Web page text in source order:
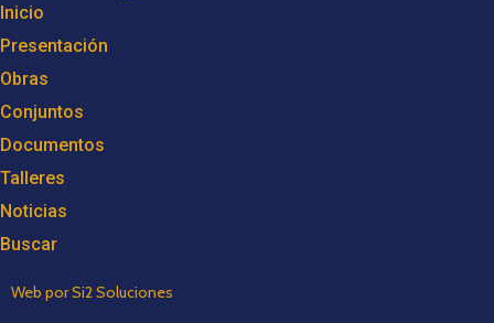
Inicio
Presentación
Obras
Conjuntos
Documentos
Talleres
Noticias
Buscar
Web por Si2 Soluciones